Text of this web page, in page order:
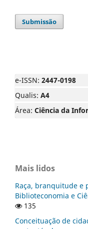
Submissão
e-ISSN: 2447-0198
Qualis: A4
Área: Ciência da
Mais lidos
Raça, branquitude e
Biblioteconomia e
135
Conceituação de